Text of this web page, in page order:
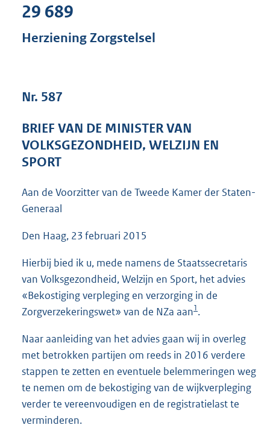
e
:
b
29 689
Herziening Zorgstelsel
Nr. 587
BRIEF VAN DE MINISTER VAN
VOLKSGEZONDHEID, WELZIJN EN
SPORT
Aan de Voorzitter van de Tweede Kamer der Staten-
Generaal
Den Haag, 23 februari 2015
Hierbij bied ik u, mede namens de Staatssecretaris
van Volksgezondheid, Welzijn en Sport, het advies
«Bekostiging verpleging en verzorging in de
Zorgverzekeringswet» van de NZa aan1.
Naar aanleiding van het advies gaan wij in overleg
met betrokken partijen om reeds in 2016 verdere
stappen te zetten en eventuele belemmeringen weg
te nemen om de bekostiging van de wijkverpleging
verder te vereenvoudigen en de registratielast te
verminderen.